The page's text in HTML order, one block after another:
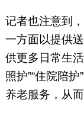
记者也注意到
一方面以提供
供更多日常生
照护”“住院陪护
养老服务，从